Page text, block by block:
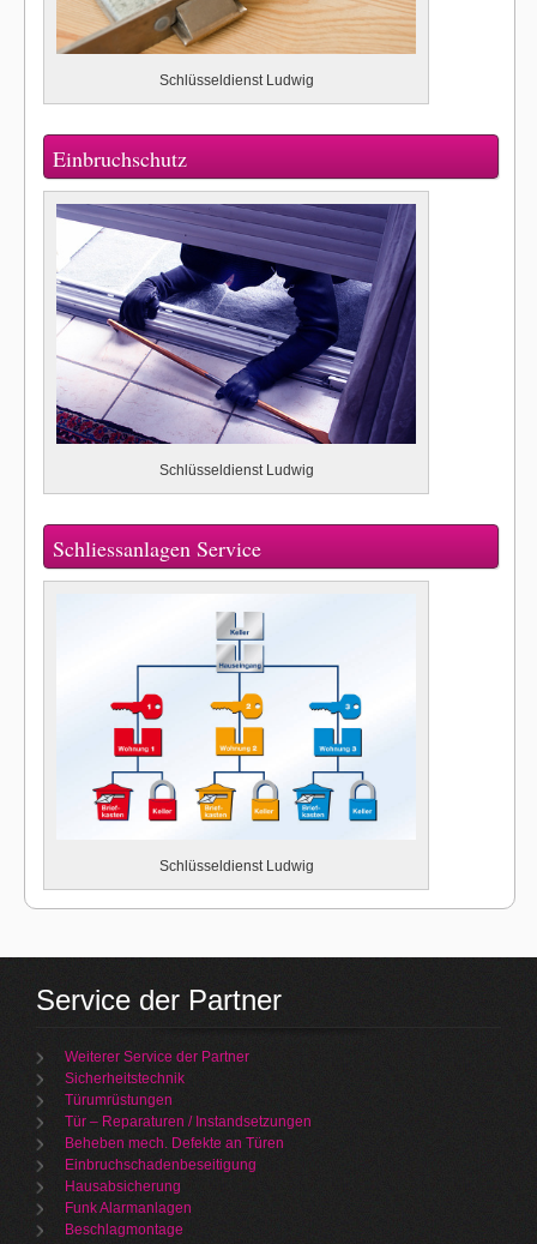
Schlüsseldienst Ludwig
Einbruchschutz
Schlüsseldienst Ludwig
Schliessanlagen Service
Schlüsseldienst Ludwig
Service der Partner
Weiterer Service der Partner
Sicherheitstechnik
Türumrüstungen
Tür – Reparaturen / Instandsetzungen
Beheben mech. Defekte an Türen
Einbruchschadenbeseitigung
Hausabsicherung
Funk Alarmanlagen
Beschlagmontage